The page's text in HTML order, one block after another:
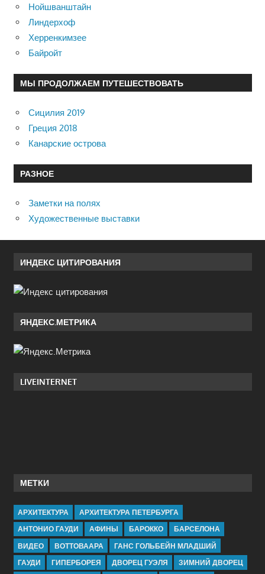
Нойшванштайн
Линдерхоф
Херренкимзее
Байройт
МЫ ПРОДОЛЖАЕМ ПУТЕШЕСТВОВАТЬ
Сицилия 2019
Греция 2018
Канарские острова
РАЗНОЕ
Заметки на полях
Художественные выставки
ИНДЕКС ЦИТИРОВАНИЯ
ЯНДЕКС.МЕТРИКА
LIVEINTERNET
МЕТКИ
АРХИТЕКТУРА
АРХИТЕКТУРА ПЕТЕРБУРГА
АНТОНИО ГАУДИ
АФИНЫ БАРОККО
БАРСЕЛОНА
ВИДЕО
ВОТТОВААРА
ГАНС ГОЛЬБЕЙН МЛАДШИЙ
ГАУДИ
ГИПЕРБОРЕЯ ДВОРЕЦ ГУЭЛЯ ЗИМНИЙ ДВОРЕЦ